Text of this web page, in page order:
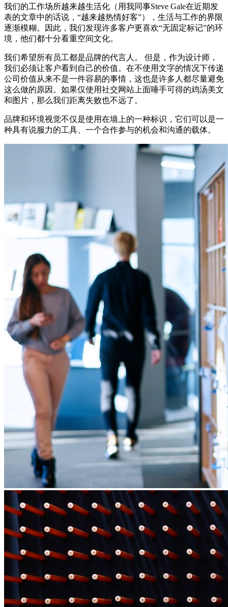
我们的工作场所越来越生活化（用我同事Steve Gale在近期发
表的文章中的话说，“越来越热情好客”），生活与工作的界限
逐渐模糊。因此，我们发现许多客户更喜欢“无固定标记”的环
境，他们都十分看重空间文化。
我们希望所有员工都是品牌的代言人。 但是，作为设计师，
我们必须让客户看到自己的价值。在不使用文字的情况下传递
公司价值从来不是一件容易的事情，这也是许多人都尽量避免
这么做的原因。如果仅使用社交网站上面唾手可得的鸡汤美文
和图片，那么我们距离失败也不远了。
品牌和环境视觉不仅是使用在墙上的一种标识，它们可以是一
种具有说服力的工具、一个合作参与的机会和沟通的载体。